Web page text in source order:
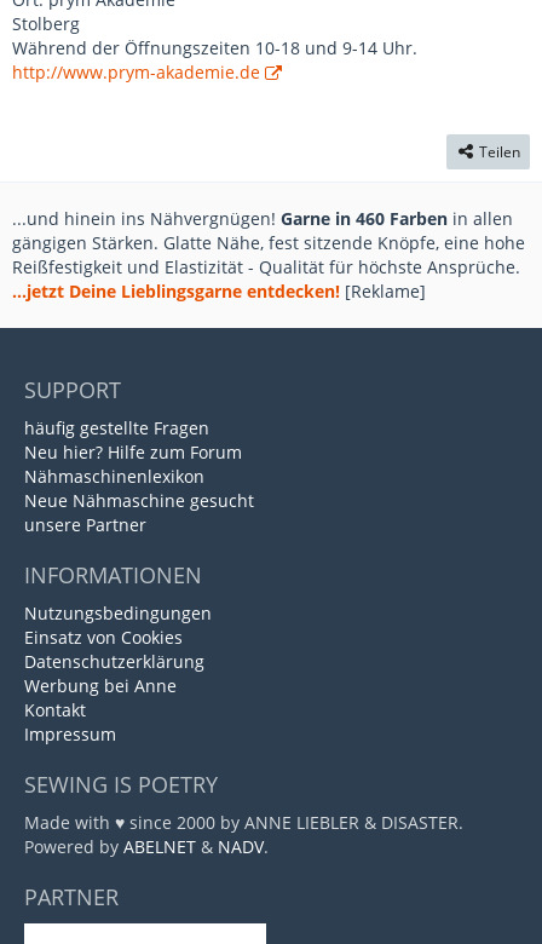
Stolberg
Während der Öffnungszeiten 10-18 und 9-14 Uhr.
http://www.prym-akademie.de
Teilen
...und hinein ins Nähvergnügen! Garne in 460 Farben in allen
gängigen Stärken. Glatte Nähe, fest sitzende Knöpfe, eine hohe
Reißfestigkeit und Elastizität - Qualität für höchste Ansprüche.
...jetzt Deine Lieblingsgarne entdecken! [Reklame]
SUPPORT
häufig gestellte Fragen
Neu hier? Hilfe zum Forum
Nähmaschinenlexikon
Neue Nähmaschine gesucht
unsere Partner
INFORMATIONEN
Nutzungsbedingungen
Einsatz von Cookies
Datenschutzerklärung
Werbung bei Anne
Kontakt
Impressum
SEWING IS POETRY
Made with ♥ since 2000 by ANNE LIEBLER & DISASTER.
Powered by ABELNET & NADV.
PARTNER